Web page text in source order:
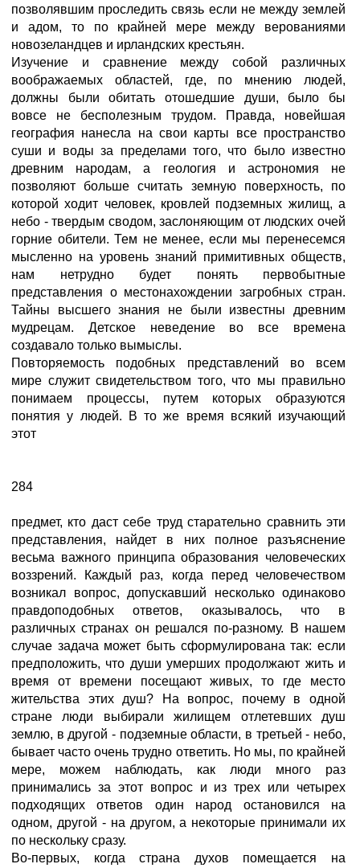
позволявшим проследить связь если не между землей
и адом, то по крайней мере между верованиями
новозеландцев и ирландских крестьян.
Изучение и сравнение между собой различных
воображаемых областей, где, по мнению людей,
должны были обитать отошедшие души, было бы
вовсе не бесполезным трудом. Правда, новейшая
география нанесла на свои карты все пространство
суши и воды за пределами того, что было известно
древним народам, а геология и астрономия не
позволяют больше считать земную поверхность, по
которой ходит человек, кровлей подземных жилищ, а
небо - твердым сводом, заслоняющим от людских очей
горние обители. Тем не менее, если мы перенесемся
мысленно на уровень знаний примитивных обществ,
нам нетрудно будет понять первобытные
представления о местонахождении загробных стран.
Тайны высшего знания не были известны древним
мудрецам. Детское неведение во все времена
создавало только вымыслы.
Повторяемость подобных представлений во всем
мире служит свидетельством того, что мы правильно
понимаем процессы, путем которых образуются
понятия у людей. В то же время всякий изучающий
этот
284
предмет, кто даст себе труд старательно сравнить эти
представления, найдет в них полное разъяснение
весьма важного принципа образования человеческих
воззрений. Каждый раз, когда перед человечеством
возникал вопрос, допускавший несколько одинаково
правдоподобных ответов, оказывалось, что в
различных странах он решался по-разному. В нашем
случае задача может быть сформулирована так: если
предположить, что души умерших продолжают жить и
время от времени посещают живых, то где место
жительства этих душ? На вопрос, почему в одной
стране люди выбирали жилищем отлетевших душ
землю, в другой - подземные области, в третьей - небо,
бывает часто очень трудно ответить. Но мы, по крайней
мере, можем наблюдать, как люди много раз
принимались за этот вопрос и из трех или четырех
подходящих ответов один народ остановился на
одном, другой - на другом, а некоторые принимали их
по нескольку сразу.
Во-первых, когда страна духов помещается на